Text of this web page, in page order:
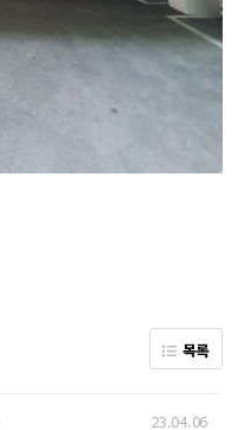
목록
23.04.06